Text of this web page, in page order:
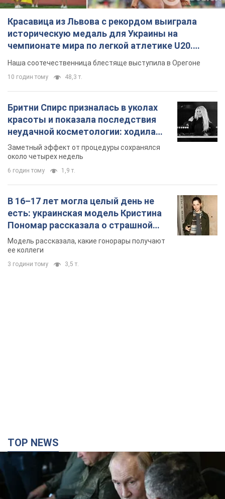
Красавица из Львова с рекордом выиграла
историческую медаль для Украины на
чемпионате мира по легкой атлетике U20.
Видео
Наша соотечественница блестяще выступила в Орегоне
10 годин тому 48,3 т.
Бритни Спирс призналась в уколах
красоты и показала последствия
неудачной косметологии: ходила
так почти месяц
Заметный эффект от процедуры сохранялся
около четырех недель
6 годин тому 1,9 т.
В 16–17 лет могла целый день не
есть: украинская модель Кристина
Пономар рассказала о страшной
стороне модельной карьеры
Модель рассказала, какие гонорары получают
ее коллеги
3 години тому 3,5 т.
TOP NEWS